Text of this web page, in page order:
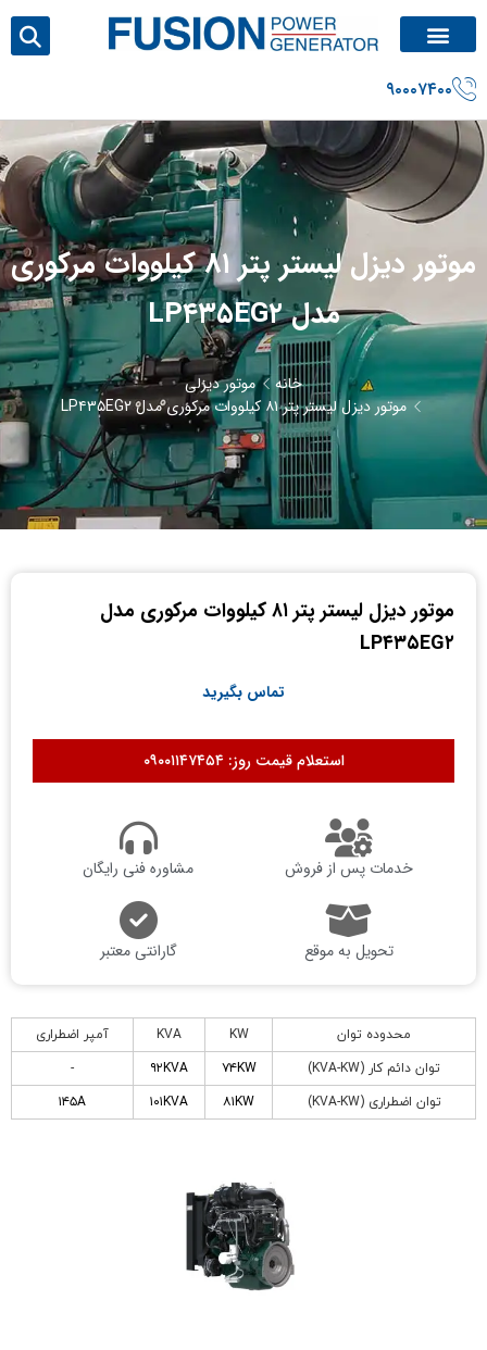
۹۰۰۰۷۴۰۰
موتور دیزل لیستر پتر ۸۱ کیلووات مرکوری
مدل LP۴۳۵EG۲
خانه
موتور دیزلی
موتور دیزل لیستر پتر ۸۱ کیلووات مرکوری مدل LP۴۳۵EG۲
موتور دیزل لیستر پتر ۸۱ کیلووات مرکوری مدل
LP۴۳۵EG۲
تماس بگیرید
استعلام قیمت روز: ۰۹۰۰۱۱۴۷۴۵۴
خدمات پس از فروش مشاوره فنی رایگان
تحویل به موقع گارانتی معتبر
محدوده توان KW
KVA
آمپر اضطراری
توان دائم کار (KVA-KW)
۷۴KW ۹۲KVA
-
توان اضطراری (KVA-KW)
۸۱KW ۱۰۱KVA ۱۴۵A